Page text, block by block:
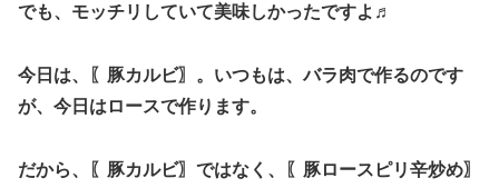
でも、モッチリしていて美味しかったですよ♬
今日は、〖豚カルビ〗。いつもは、バラ肉で作るのです
が、今日はロースで作ります。
だから、〖豚カルビ〗ではなく、〖豚ロースピリ辛炒め〗